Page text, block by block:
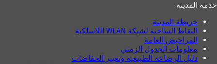
خدمة المدينة
خريطة المدينة
النقاط الساخنة لشبكة WLAN اللاسلكية
المراحيض العامة
معلومات الجدول الزمني
دليل الرضاعة الطبيعية وتغيير الحفاضات